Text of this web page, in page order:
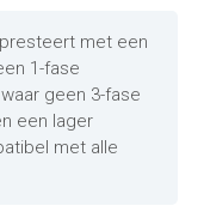
met een
1-fase
geen 3-fase
een lager
met alle